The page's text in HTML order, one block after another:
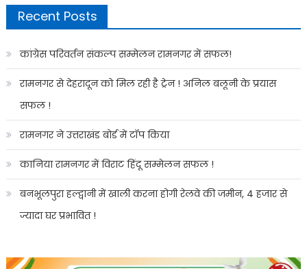
Recent Posts
कांग्रेस परिवर्तन संकल्प सम्मेलन रामनगर में सफल!
रामनगर से देहरादून को मिल रही है ट्रेन ! अनिल बलूनी के प्रयास
सफल !
रामनगर ने उत्तराखंड बोर्ड में टॉप किया
कानिया रामनगर में विराट हिंदू सम्मेलन सफल !
बनभूलपुरा हल्द्वानी में खाली करना होगी रेलवे की जमीन, 4 हजार से
ज्यादा घर प्रभावित !